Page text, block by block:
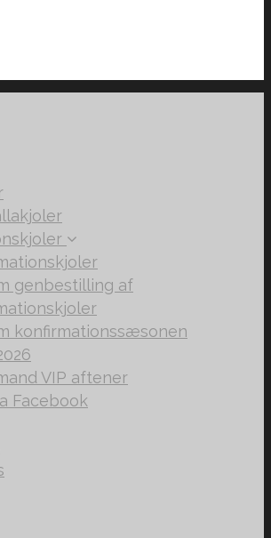
genbestilling af
konfirmationssæsonen
VIP aftener
Facebook